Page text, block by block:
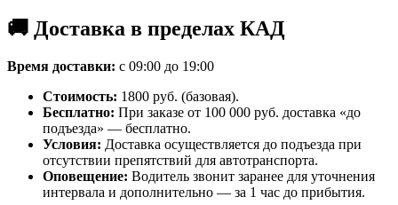
🚚 Доставка в пределах КАД
Время доставки: с 09:00 до 19:00
Стоимость: 1800 руб. (базовая).
Бесплатно: При заказе от 100 000 руб. доставка «до
подъезда» — бесплатно.
Условия: Доставка осуществляется до подъезда при
отсутствии препятствий для автотранспорта.
Оповещение: Водитель звонит заранее для уточнения
интервала и дополнительно — за 1 час до прибытия.